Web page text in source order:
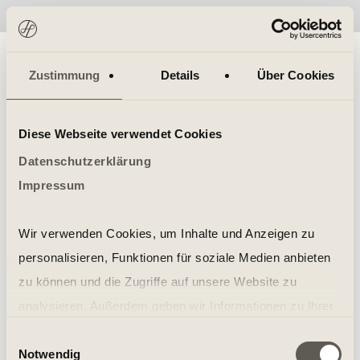
Zustimmung Details Über Cookies
Diese Webseite verwendet Cookies
Datenschutzerklärung
Impressum
Wir verwenden Cookies, um Inhalte und Anzeigen zu
personalisieren, Funktionen für soziale Medien anbieten
zu können und die Zugriffe auf unsere Website zu
soziale Medien, Werbung und Analysen weiter. Unsere
Notwendig